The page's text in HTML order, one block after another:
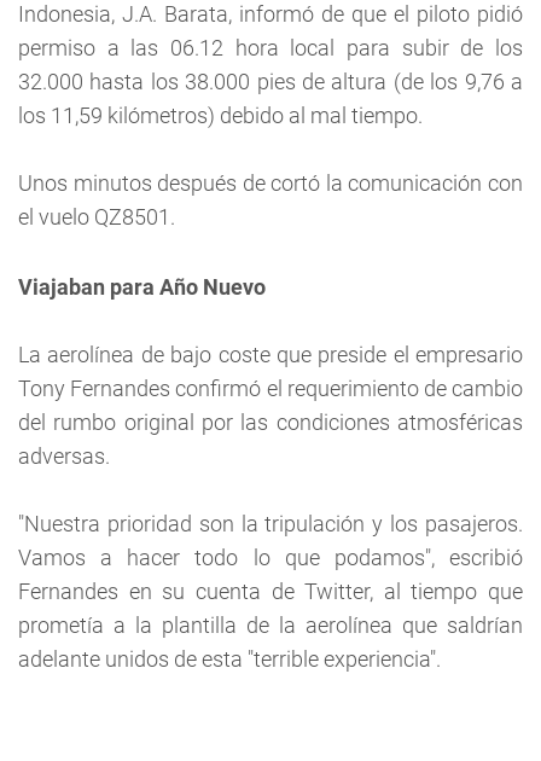
Indonesia, J.A. Barata, informó de que el piloto pidió
permiso a las 06.12 hora local para subir de los
32.000 hasta los 38.000 pies de altura (de los 9,76 a
los 11,59 kilómetros) debido al mal tiempo.
Unos minutos después de cortó la comunicación con
el vuelo QZ8501.
Viajaban para Año Nuevo
La aerolínea de bajo coste que preside el empresario
Tony Fernandes confirmó el requerimiento de cambio
del rumbo original por las condiciones atmosféricas
adversas.
"Nuestra prioridad son la tripulación y los pasajeros.
Vamos a hacer todo lo que podamos", escribió
Fernandes en su cuenta de Twitter, al tiempo que
prometía a la plantilla de la aerolínea que saldrían
adelante unidos de esta "terrible experiencia".